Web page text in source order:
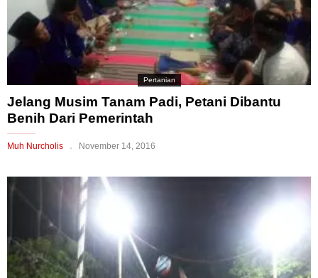
Pertanian
Jelang Musim Tanam Padi, Petani Dibantu
Benih Dari Pemerintah
Muh Nurcholis November 14, 2016